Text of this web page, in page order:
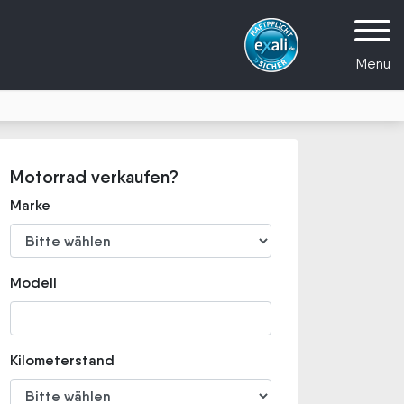
Menü
Motorrad verkaufen?
Marke
Modell
Kilometerstand